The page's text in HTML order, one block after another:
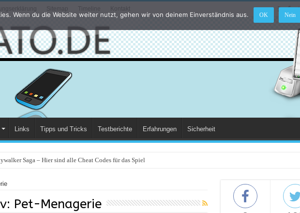
Sitemap Timeline Kontakt
Links Tipps und Tricks Testberichte Erfahrungen Sicherheit
Saga – Hier sind alle Cheat Codes für das Spiel
Pet-Menagerie
Wenn du die Website weiter nutzt, gehen wir von deinem Einverständnis aus. OK Nein